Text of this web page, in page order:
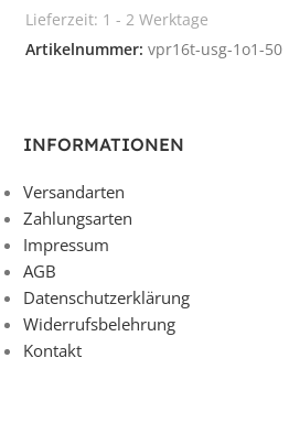
Lieferzeit: 1 - 2 Werktage
Artikelnummer: vpr16t-usg-1o1-50
INFORMATIONEN
Versandarten
Zahlungsarten
Impressum
AGB
Datenschutzerklärung
Widerrufsbelehrung
Kontakt